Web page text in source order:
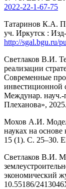
2022-22-1-67-75
Татаринов К.А.
уч. Иркутск :
http://sgal.bgu.ru/
Светлаков В.И.
реализации
Современные
инвестиционной
Междунар.
Плеханова»,
Мохов А.И.
науках на
15 (1). С. 25–30.
Светлаков В.И.
экономический
10.55186/